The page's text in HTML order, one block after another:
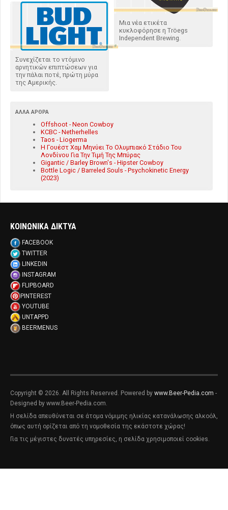
Συνεχίζεται το ντόμινο
αρνητικών επιπτώσεων για
την πάλαι ποτέ, πρώτη μύρα
της Αμερικής.
Μια νέα ετικέτα
κυκλοφόρησε η Tröegs
Independent Brewing.
ΆΛΛΑ ΆΡΘΡΑ
Offshoot - Neon Cowboy
KCBC - Netherhelles
Taos - Liogerma
Η Γουέστ Χαμ Μηνύει Το Ολυμπιακό Στάδιο Του
Λονδίνου Για Την Τιμή Της Μπύρας
Gigantic / Barley Brown's - Hipster Cowboy
Bottle Logic / Barreled Souls - Psychokinetic Energy
(2023)
ΚΟΙΝΩΝΙΚΑ ΔΙΚΤΥΑ
FACEBOOK
TWITTER
LINKEDIN
INSTAGRAM
FLIPBOARD
PINTEREST
YOUTUBE
UNTAPPD
BEERMENUS
Copyright © 2026. All Rights Reserved. Powered by www.Beer-Pedia.com -
Designed by www.Beer-Pedia.com.
Η σελίδα απευθύνεται σε άτομα νόμιμης ηλικίας κατανάλωσης αλκοόλ,
όπως αυτή ορίζεται από τη νομοθεσία της εκάστοτε χώρας!
Για τις μέγιστες δυνατές υπηρεσίες, η σελίδα χρησιμοποιεί cookies.